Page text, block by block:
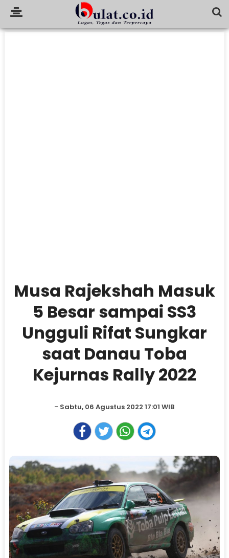
Musa Rajekshah Masuk
5 Besar sampai SS3
Ungguli Rifat Sungkar
saat Danau Toba
Kejurnas Rally 2022
- Sabtu, 06 Agustus 2022 17:01 WIB